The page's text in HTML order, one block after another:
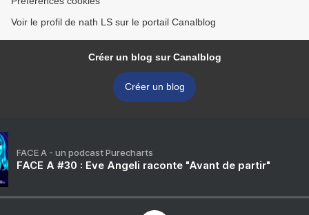
Voir le profil de nath LS sur le portail Canalblog
Créer un blog sur Canalblog
Créer un blog
FACE A - un podcast Purecharts
FACE A #30 : Eve Angeli raconte "Avant de partir"